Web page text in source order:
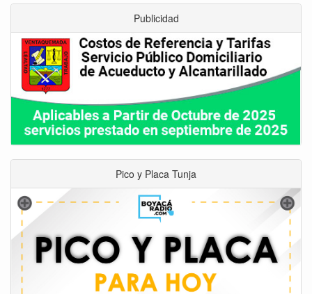
Publicidad
Pico y Placa Tunja